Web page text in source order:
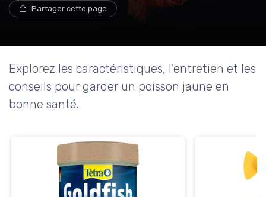
Partager cette page
Explorez les caractéristiques, l'entretien et les
conseils pour garder un poisson jaune en
bonne santé.